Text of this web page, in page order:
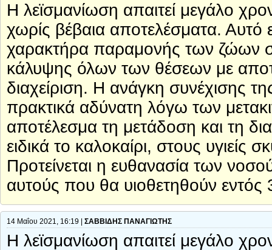
Η λεϊσμανίωση απαιτεί μεγάλο
χωρίς βέβαια αποτελέσματα. Αυτό
χαρακτήρα παραμονής των ζώων
κάλυψης όλων των θέσεων με
διαχείριση. Η ανάγκη συνέχισης
πρακτικά αδύνατη λόγω των
αποτέλεσμα τη μετάδοση και τη
ειδικά το καλοκαίρι, στους
Προτείνεται η ευθανασία των
αυτούς που θα υιοθετηθούν
14 Μαΐου 2021, 16:19 | ΣΑΒΒΙΔΗΣ ΠΑΝΑΓΙΩΤΗΣ
Η λεϊσμανίωση απαιτεί μεγάλο